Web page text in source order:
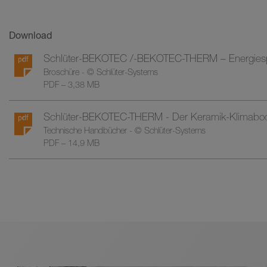
Download
Schlüter-BEKOTEC /-BEKOTEC-THERM –
Broschüre - © Schlüter-Systems
PDF – 3,38 MB
Schlüter-BEKOTEC-THERM - Der Keramik-
Technische Handbücher - © Schlüter-Systems
PDF – 14,9 MB